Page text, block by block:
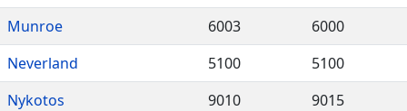
Munroe
6003
6000
Neverland
5100
5100
Nykotos
9010
9015